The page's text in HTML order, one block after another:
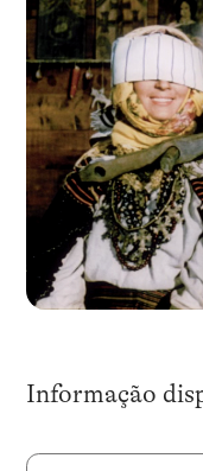
Informação